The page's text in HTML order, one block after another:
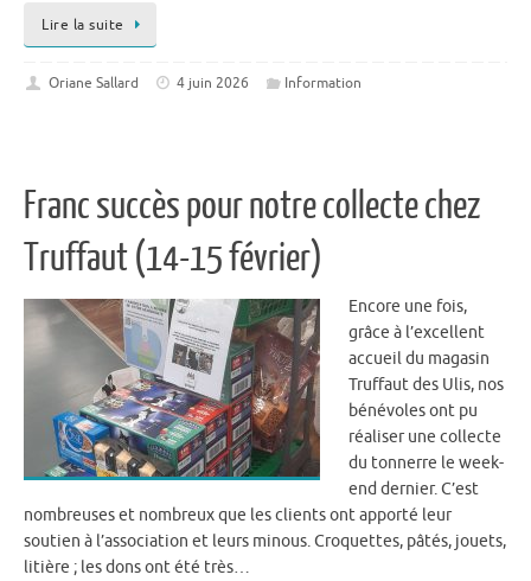
Lire la suite
Oriane Sallard 4 juin 2026 Information
Franc succès pour notre collecte chez
Truffaut (14-15 février)
Encore une fois,
grâce à l’excellent
accueil du magasin
Truffaut des Ulis, nos
bénévoles ont pu
réaliser une collecte
du tonnerre le week-
end dernier. C’est
nombreuses et nombreux que les clients ont apporté leur
soutien à l’association et leurs minous. Croquettes, pâtés, jouets,
litière ; les dons ont été très…